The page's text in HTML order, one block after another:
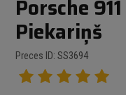
Porsche
Piekariņš
Preces ID: SS3694